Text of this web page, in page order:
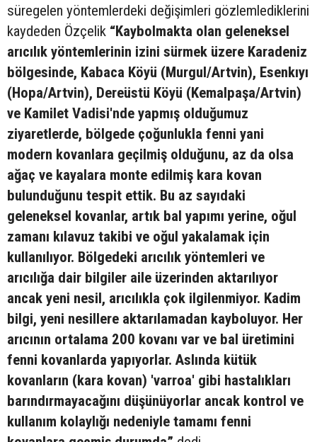
süregelen yöntemlerdeki değişimleri gözlemlediklerini
kaydeden Özçelik “Kaybolmakta olan geleneksel
arıcılık yöntemlerinin izini sürmek üzere Karadeniz
bölgesinde, Kabaca Köyü (Murgul/Artvin), Esenkıyı
(Hopa/Artvin), Dereüstü Köyü (Kemalpaşa/Artvin)
ve Kamilet Vadisi'nde yapmış olduğumuz
ziyaretlerde, bölgede çoğunlukla fenni yani
modern kovanlara geçilmiş olduğunu, az da olsa
ağaç ve kayalara monte edilmiş kara kovan
bulunduğunu tespit ettik. Bu az sayıdaki
geleneksel kovanlar, artık bal yapımı yerine, oğul
zamanı kılavuz takibi ve oğul yakalamak için
kullanılıyor. Bölgedeki arıcılık yöntemleri ve
arıcılığa dair bilgiler aile üzerinden aktarılıyor
ancak yeni nesil, arıcılıkla çok ilgilenmiyor. Kadim
bilgi, yeni nesillere aktarılamadan kayboluyor. Her
arıcının ortalama 200 kovanı var ve bal üretimini
fenni kovanlarda yapıyorlar. Aslında kütük
kovanların (kara kovan) 'varroa' gibi hastalıkları
barındırmayacağını düşünüyorlar ancak kontrol ve
kullanım kolaylığı nedeniyle tamamı fenni